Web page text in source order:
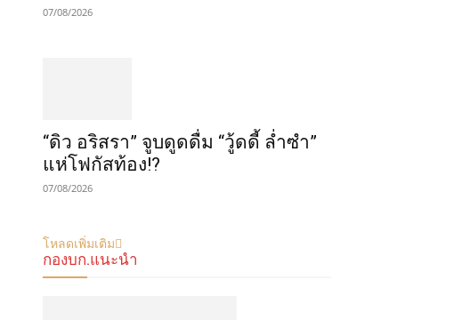
07/08/2026
“ดิว อริสรา” จูบดูดดื่ม “วู้ดดี้ ล่ำซำ”
แห่โฟกัสท้อง!?
07/08/2026
โหลดเพิ่มเติม
กองบก.แนะนำ